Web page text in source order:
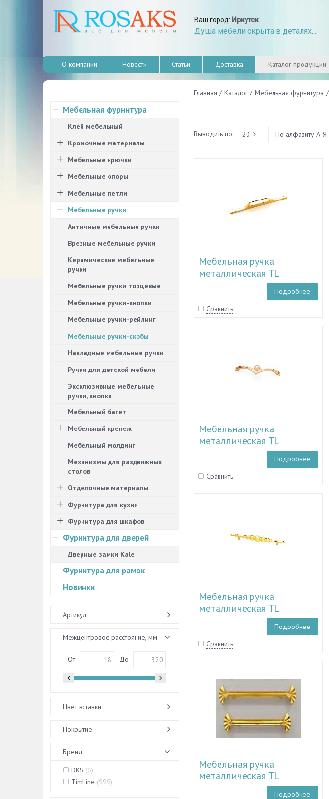
Ваш город: Иркутск
Душа мебели скрыта в деталях....
О компании Новости Статьи Доставка Каталог продукции
Главная / Каталог / Мебельная фурнитура /
Выводить по: 20 По алфавиту А-Я
Мебельная ручка
металлическая TL
51.10045 - TL 51.10056
Подробнее
Сравнить
Мебельная ручка
металлическая TL
51.10033 - TL 51.10038
Подробнее
Сравнить
Мебельная ручка
металлическая TL
51.10018 - TL 51.10023
Подробнее
Сравнить
Мебельная ручка
металлическая TL
51.10006 - TL 51.10011
Подробнее
Мебельная фурнитура
Клей мебельный
Кромочные материалы
Мебельные крючки
Мебельные опоры
Мебельные петли
Мебельные ручки
Античные мебельные ручки
Врезные мебельные ручки
Керамические мебельные
ручки
Мебельные ручки торцевые
Мебельные ручки-кнопки
Мебельные ручки-рейлинг
Мебельные ручки-скобы
Накладные мебельные ручки
Ручки для детской мебели
Эксклюзивные мебельные
ручки, кнопки
Мебельный багет
Мебельный крепеж
Мебельный молдинг
Механизмы для раздвижных
столов
Отделочные материалы
Фурнитура для кухни
Фурнитура для шкафов
Фурнитура для дверей
Дверные замки Kale
Фурнитура для рамок
Новинки
Артикул
Межцентровое расстояние, мм
От До
Цвет вставки
Покрытие
Бренд
DKS (6)
TimLine (999)